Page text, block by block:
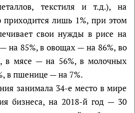
текстиля и т.д.), на
приходится лишь 1%, при этом
свои нужды в рисе на
на 85%, в овощах — на 86%, во
в мясе — на 56%, в молочных
в пшенице — на 7%.
занимала 34-е место в мире
бизнеса, на 2018-й год — 30